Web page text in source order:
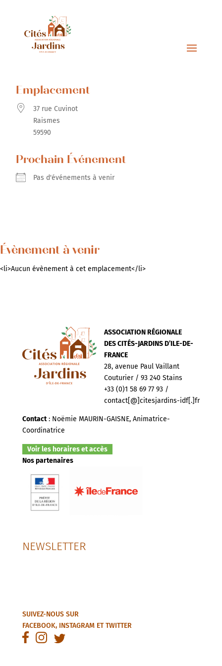
Emplacement
37 rue Cuvinot
Raismes
59590
Prochain Événement
Pas d'événements à venir
Évènement à venir
<li>Aucun évènement à cet emplacement</li>
ASSOCIATION RÉGIONALE
DES CITÉS-JARDINS D’ILE-DE-
FRANCE
28, avenue Paul Vaillant
Couturier / 93 240 Stains
+33 (0)1 58 69 77 93 /
contact[@]citesjardins-idf[.]fr
Contact: Noëmie MAURIN-GAISNE, Animatrice-
Coordinatrice
Voir les horaires et accès
Nos partenaires
NEWSLETTER
SUIVEZ-NOUS SUR
FACEBOOK, INSTAGRAMETTWITTER